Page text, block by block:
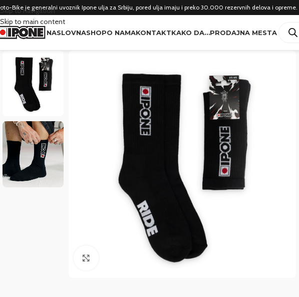
Skip to navigation
Skip to main content
Bike je generalni uvoznik Ipone ulja za Srbiju, pored ulja imaju i preko 30.000 rezervnih delova i opreme.
NASLOVNASHOPO NAMAKONTAKTKAKO DA…PRODAJNA MESTA